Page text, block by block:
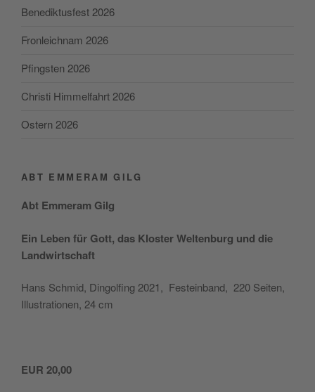
Benediktusfest 2026
Fronleichnam 2026
Pfingsten 2026
Christi Himmelfahrt 2026
Ostern 2026
ABT EMMERAM GILG
Abt Emmer­am Gilg
Ein Leben für Gott, das Klos­ter Wel­ten­burg und die
Landwirtschaft
Hans Schmid, Din­gol­fing 2021, Fest­ein­band, 220 Sei­ten,
Illus­tra­tio­nen, 24 cm
EUR 20,00